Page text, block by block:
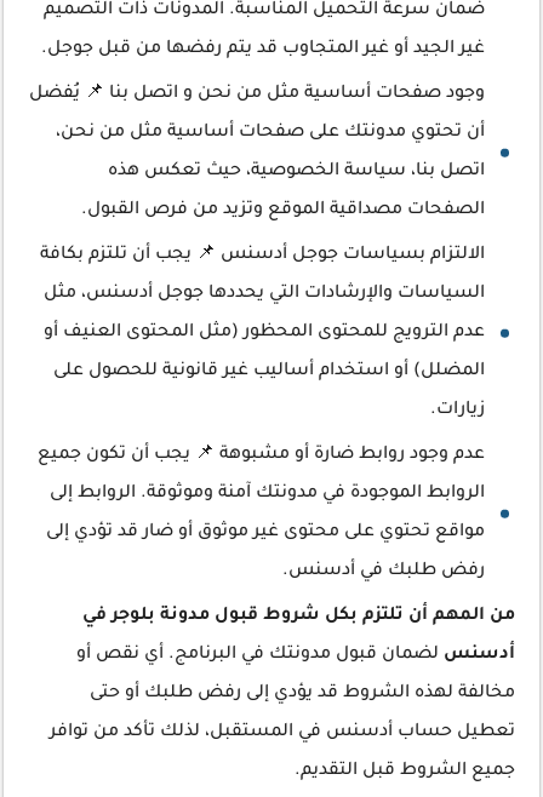
ضمان سرعة التحميل المناسبة. المدونات ذات التصميم
غير الجيد أو غير المتجاوب قد يتم رفضها من قبل جوجل.
وجود صفحات أساسية مثل من نحن و اتصل بنا 📌 يُفضل
أن تحتوي مدونتك على صفحات أساسية مثل من نحن،
اتصل بنا، سياسة الخصوصية، حيث تعكس هذه
الصفحات مصداقية الموقع وتزيد من فرص القبول.
الالتزام بسياسات جوجل أدسنس 📌 يجب أن تلتزم بكافة
السياسات والإرشادات التي يحددها جوجل أدسنس، مثل
عدم الترويج للمحتوى المحظور (مثل المحتوى العنيف أو
المضلل) أو استخدام أساليب غير قانونية للحصول على
زيارات.
عدم وجود روابط ضارة أو مشبوهة 📌 يجب أن تكون جميع
الروابط الموجودة في مدونتك آمنة وموثوقة. الروابط إلى
مواقع تحتوي على محتوى غير موثوق أو ضار قد تؤدي إلى
رفض طلبك في أدسنس.
من المهم أن تلتزم بكل شروط قبول مدونة بلوجر في
أدسنس لضمان قبول مدونتك في البرنامج. أي نقص أو
مخالفة لهذه الشروط قد يؤدي إلى رفض طلبك أو حتى
تعطيل حساب أدسنس في المستقبل، لذلك تأكد من توافر
جميع الشروط قبل التقديم.